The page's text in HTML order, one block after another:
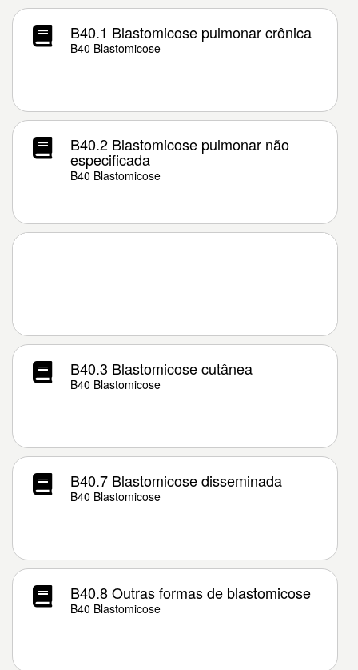
B40.1 Blastomicose pulmonar crônica
B40 Blastomicose
B40.2 Blastomicose pulmonar não
especificada
B40 Blastomicose
B40.3 Blastomicose cutânea
B40 Blastomicose
B40.7 Blastomicose disseminada
B40 Blastomicose
B40.8 Outras formas de blastomicose
B40 Blastomicose